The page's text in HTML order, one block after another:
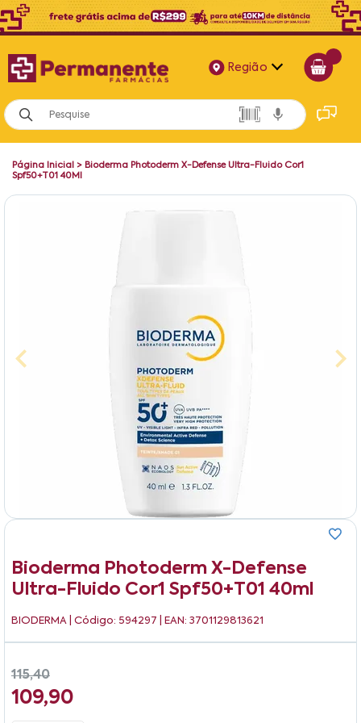
Região
Alagoas
Bahia
Página Inicial > Bioderma Photoderm X-Defense Ultra-Fluido Cor1
Spf50+T01 40Ml
Bioderma Photoderm X-Defense
Ultra-Fluido Cor1 Spf50+t01 40ml
BIODERMA | Código: 594297 | EAN: 3701129813621
115,40
109,90